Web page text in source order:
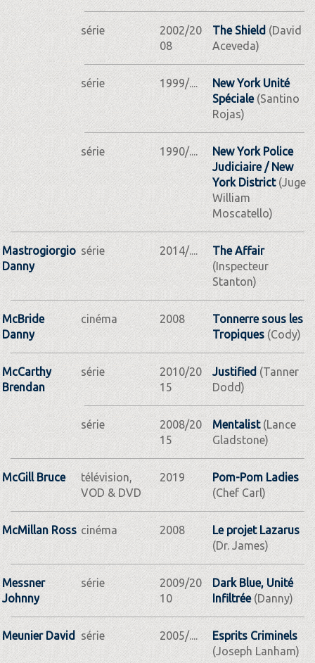
série
2002/20
08
The Shield(David
Aceveda)
série 1999/....
New York Unité
Spéciale(Santino
Rojas)
série 1990/....
New York Police
Judiciaire / New
York District(Juge
William
Moscatello)
Mastrogiorgio
Danny
série 2014/....
The Affair
(Inspecteur
Stanton)
McBride
Danny
cinéma 2008
Tonnerre sous les
Tropiques(Cody)
McCarthy
Brendan
série
2010/20
15
Justified (Tanner
Dodd)
série
2008/20
15
Mentalist(Lance
Gladstone)
McGill Bruce
télévision,
VOD & DVD
2019
Pom-Pom Ladies
(Chef Carl)
McMillan Ross cinéma 2008
Le projet Lazarus
(Dr. James)
Messner
Johnny
série
2009/20
10
Dark Blue, Unité
Infiltrée(Danny)
Meunier David série 2005/....
Esprits Criminels
(Joseph Lanham)